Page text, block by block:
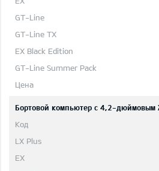
Бортовой компьютер с 4,2-дюймовым